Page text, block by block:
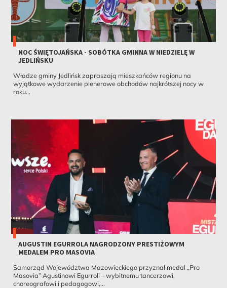
NOC ŚWIĘTOJAŃSKA - SOBÓTKA GMINNA W NIEDZIELĘ W
JEDLIŃSKU
Władze gminy Jedlińsk zapraszają mieszkańców regionu na
wyjątkowe wydarzenie plenerowe obchodów najkrótszej nocy w
roku...
AUGUSTIN EGURROLA NAGRODZONY PRESTIŻOWYM
MEDALEM PRO MASOVIA
Samorząd Województwa Mazowieckiego przyznał medal „Pro
Masovia” Agustinowi Egurroli – wybitnemu tancerzowi,
choreografowi i pedagogowi,...